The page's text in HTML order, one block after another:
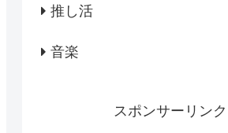
推し活
音楽
スポンサーリンク